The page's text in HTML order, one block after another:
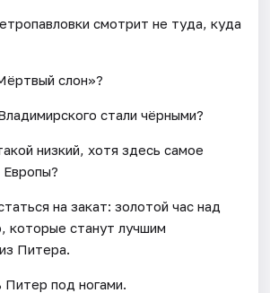
смотрит не туда, куда
слон»?
стали чёрными?
низкий, хотя здесь самое
Европы?
на закат: золотой час над
которые станут лучшим
Питера.
под ногами.